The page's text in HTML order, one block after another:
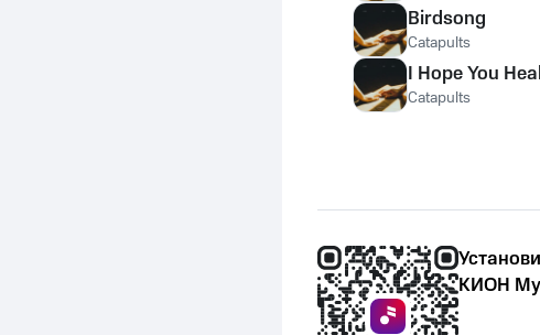
Birdsong
Catapults
I Hope You
Catapults
КИОН